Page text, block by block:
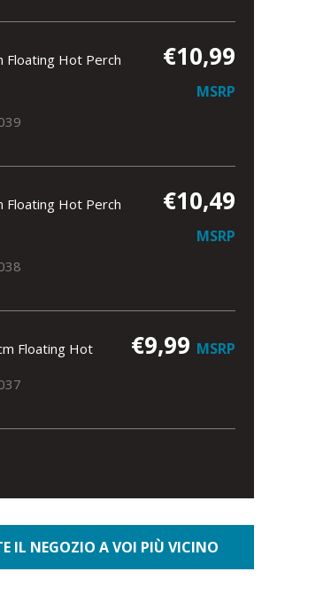
Floating Hot Perch €10,99
MSRP
Floating Hot Perch €10,49
MSRP
Floating Hot
€9,99 MSRP
IL NEGOZIO A VOI PIÙ VICINO